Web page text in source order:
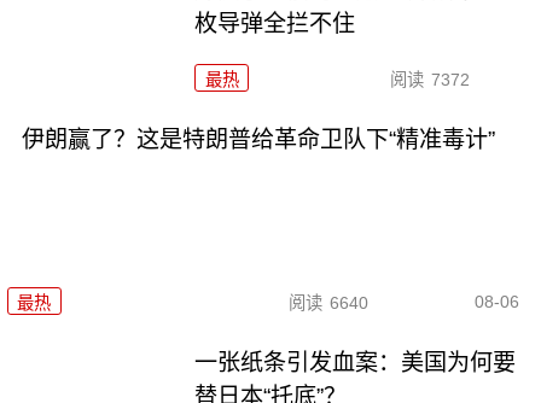
枚导弹全拦不住
最热 阅读 7372
伊朗赢了？这是特朗普给革命卫队下“精准毒计”
最热 阅读 6640 08-06
一张纸条引发血案：美国为何要
替日本“托底”？